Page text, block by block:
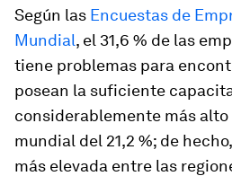
Según las Encuestas de
Mundial, el 31,6 % de las
tiene problemas para
posean la suficiente
considerablemente más
mundial del 21,2 %; de
más elevada entre las